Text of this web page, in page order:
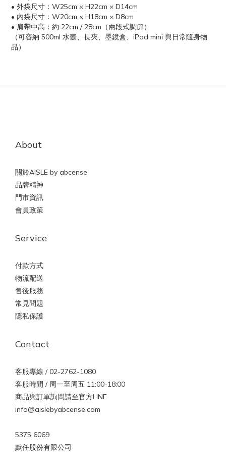
• 外袋尺寸：W25cm × H22cm × D14cm
• 內袋尺寸：W20cm × H18cm × D8cm
• 肩帶中高：約 22cm / 28cm（兩段式調節）
（可容納 500ml 水壺、長夾、墨鏡盒、iPad mini 與日常隨身物
品）
About
關於AISLE by abcense
品牌精神
門市資訊
會員政策
Service
付款方式
物流配送
售後服務
常見問題
隱私保護
Contact
客服專線 / 02-2762-1080
客服時間 / 周一至周五 11:00-18:00
商品與訂單詢問請至官方LINE
info@aislebyabcense.com
5375 6069
默任股份有限公司